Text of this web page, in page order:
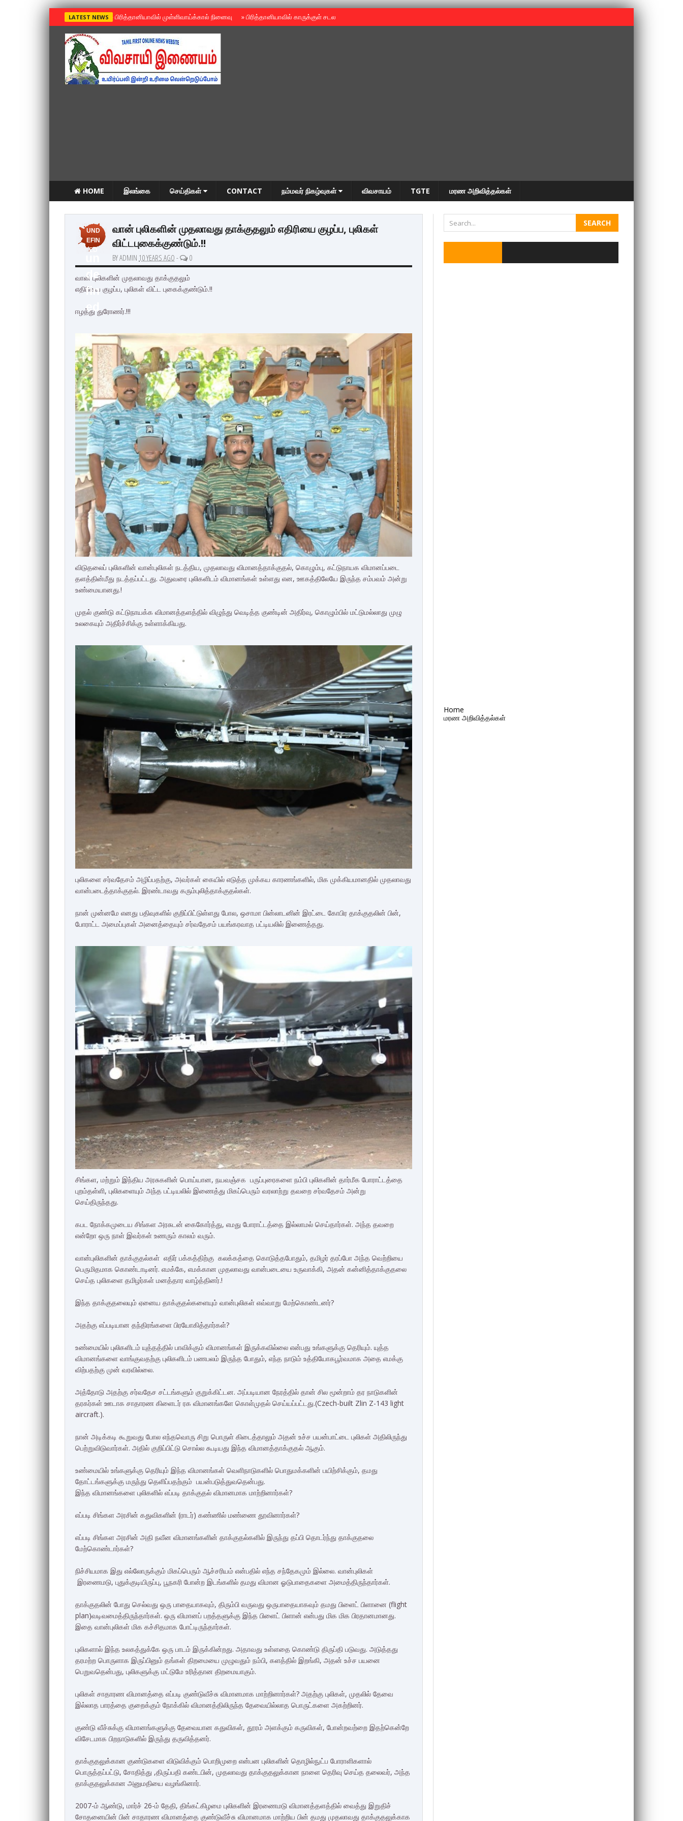
LATEST NEWS »பிரித்தானியாவில் முள்ளிவாய்க்கால் நினைவு »பிரித்தானியாவில் காருக்குள் சடலம் -தமிழருடையதா ?
HOME இலங்கை செய்திகள் CONTACT நம்மவர் நிகழ்வுகள் விவசாயம் TGTE மரண அறிவித்தல்கள்
UND
EFIN
ED
de
fin
ed
வான் புலிகளின் முதலாவது தாக்குதலும் எதிரியை குழப்ப, புலிகள்
விட்டபுகைக்குண்டும்.!!
BY ADMIN 10 YEARS AGO - 0
வான் புலிகளின் முதலாவது தாக்குதலும்
எதிரியை குழப்ப, புலிகள் விட்ட புகைக்குண்டும்.!!
ஈழத்து துரோணர்.!!!
விடுதலைப் புலிகளின் வான்புலிகள் நடத்திய, முதலாவது விமானத்தாக்குதல், கொழும்பு, கட்டுநாயக விமானப்படை
தளத்தின்மீது நடத்தப்பட்டது. அதுவரை புலிகளிடம் விமானங்கள் உள்ளது என, ஊகத்திலேயே இருந்த சம்பவம் அன்று
உண்மையானது.!
முதல் குண்டு கட்டுநாயக்க விமானத்தளத்தில் விழுந்து வெடித்த குண்டின் அதிர்வு, கொழும்பில் மட்டுமல்லாது முழு
உலகையும் அதிர்ச்சிக்கு உள்ளாக்கியது.
புலிகளை சர்வதேசம் அழிப்பதற்கு, அவர்கள் கையில் எடுத்த முக்கய காரணங்களில், மிக முக்கியமானதில் முதலாவது
வான்படைத்தாக்குதல். இரண்டாவது கரும்புலித்தாக்குதல்கள்.
நான் முன்னமே எனது பதிவுகளில் குறிப்பிட்டுள்ளது போல, ஒசாமா பின்லாடனின் இரட்டை கோபிர தாக்குதலின் பின்,
போராட்ட அமைப்புகள் அனைத்தையும் சர்வதேசம் பயங்கரவாத பட்டியலில் இணைத்தது.
சிங்கள, மற்றும் இந்திய அரசுகளின் பொய்யான, நயவஞ்சக பருப்புரைகளை நம்பி புலிகளின் தார்மீக போராட்டத்தை
புறம்தள்ளி, புலிகளையும் அந்த பட்டியலில் இணைத்து மிகப்பெரும் வரலாற்று தவறை சர்வதேசம் அன்று
செய்திருந்தது.
கபட நோக்கமுடைய சிங்கள அரசுடன் கைகோர்த்து, எமது போராட்டத்தை இல்லாமல் செய்தார்கள். அந்த தவறை
என்றோ ஒரு நாள் இவர்கள் உணரும் காலம் வரும்.
வான்புலிகளின் தாக்குதல்கள் எதிர் பக்கத்திற்கு கலக்கத்தை கொடுத்தபோதும், தமிழர் தரப்போ அந்த வெற்றியை
பெருமிதமாக கொண்டாடினர். எமக்கே, எமக்கான முதலாவது வான்படையை உருவாக்கி, அதன் கன்னித்தாக்குதலை
செய்த புலிகளை தமிழர்கள் மனத்தார வாழ்த்தினர்.!
இந்த தாக்குதலையும் ஏனைய தாக்குதல்களையும் வான்புலிகள் எவ்வாறு மேற்கொண்டனர்?
அதற்கு எப்படியான தந்திரங்களை பிரயோகித்தார்கள்?
உண்மையில் புலிகளிடம் யுத்தத்தில் பாவிக்கும் விமானங்கள் இருக்கவில்லை என்பது உங்களுக்கு தெரியும். யுத்த
விமானங்களை வாங்குவதற்கு புலிகளிடம் பணபலம் இருந்த போதும், எந்த நாடும் உத்தியோகபூர்வமாக அதை எமக்கு
விற்பதற்கு முன் வரவில்லை.
அத்தோடு அதற்கு சர்வதேச சட்டங்களும் குறுக்கிட்டன. அப்படியான நேரத்தில் தான் சில மூன்றாம் தர நாடுகளின்
தரகர்கள் ஊடாக சாதாரண கிளைடர் ரக விமானங்களே கொள்முதல் செய்யப்பட்டது.(Czech-built Zlin Z-143 light
aircraft.).
நான் அடிக்கடி கூறுவது போல எந்தவொரு சிறு பொருள் கிடைத்தாலும் அதன் உச்ச பயன்பாட்டை புலிகள் அதிலிருந்து
பெற்றுவிடுவார்கள். அதில் குறிப்பிட்டு சொல்ல கூடியது இந்த விமானத்தாக்குதல் ஆகும்.
உண்மையில் உங்களுக்கு தெரியும் இந்த விமானங்கள் வெளிநாடுகளில் பொதுமக்களின் பயிற்சிக்கும், தமது
தோட்டங்களுக்கு மருந்து தெளிப்பதற்கும் பயன்படுத்துவதென்பது.
இந்த விமானங்களை புலிகளில் எப்படி தாக்குதல் விமானமாக மாற்றினார்கள்?
எப்படி சிங்கள அரசின் கதுவிகளின் (ராடர்) கண்ணில் மண்ணை தூவினார்கள்?
எப்படி சிங்கள அரசின் அதி நவீன விமானங்களின் தாக்குதல்களில் இருந்து தப்பி தொடர்ந்து தாக்குதலை
மேற்கொண்டார்கள்?
நிச்சியமாக இது எல்லோருக்கும் மிகப்பெரும் ஆச்சரியம் என்பதில் எந்த சந்தேகமும் இல்லை. வான்புலிகள்
இரணைமடு, புதுக்குடியிருப்பு, பூநகரி போன்ற இடங்களில் தமது விமான ஓடுபாதைகளை அமைத்திருந்தார்கள்.
தாக்குதலின் போது செல்வது ஒரு பாதையாகவும், திரும்பி வருவது ஒருபாதையாகவும் தமது பிளைட் பிளானை (flight
plan)வடிவமைத்திருந்தார்கள். ஒரு விமானப் பறத்தளுக்கு இந்த பிளைட் பிளான் என்பது மிக மிக பிரதானமானது.
இதை வான்புலிகள் மிக கச்சிதமாக போட்டிருந்தார்கள்.
புலிகளால் இந்த உலகத்துக்கே ஒரு பாடம் இருக்கின்றது. அதாவது உள்ளதை கொண்டு திருப்தி படுவது. அடுத்தது
தரமற்ற பொருளாக இருப்பினும் தங்கள் திறமையை முழுவதும் நம்பி, களத்தில் இறங்கி, அதன் உச்ச பயனை
பெறுவதென்பது, புலிகளுக்கு மட்டுமே உரித்தான திறமையாகும்.
புலிகள் சாதாரண விமானத்தை எப்படி குண்டுவீச்சு விமானமாக மாற்றினார்கள்? அதற்கு புலிகள், முதலில் தேவை
இல்லாத பாரத்தை குறைக்கும் நோக்கில் விமானத்திலிருந்த தேவையில்லாத பொருட்களை அகற்றினர்.
குண்டு வீச்சுக்கு விமானங்களுக்கு தேவையான கதுவிகள், தூரம் அளக்கும் கருவிகள், போன்றவற்றை இதற்கென்றே
விசேடமாக பிறநாடுகளில் இருந்து தருவித்தனர்.
தாக்குதலுக்கான குண்டுகளை விடுவிக்கும் பொறிமுறை என்பன புலிகளின் தொழில்நுட்ப போராளிகளால்
பொருத்தப்பட்டு, சோதித்து ,திருப்பதி கண்டபின், முதலாவது தாக்குதலுக்கான நாளை தெரிவு செய்த தலைவர், அந்த
தாக்குதலுக்கான அனுமதியை வழங்கினார்.
2007-ம் ஆண்டு, மார்ச் 26-ம் தேதி, திங்கட்கிழமை புலிகளின் இரணைமடு விமானத்தளத்தில் வைத்து இறுதிச்
சோதனையின் பின் சாதாரண விமானத்தை குண்டுவீச்சு விமானமாக மாற்றிய பின் தமது முதலாவது தாக்குதலுக்காக
Home
மரண அறிவித்தல்கள்